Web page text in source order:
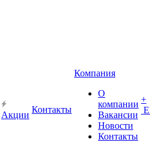
Акции
Контакты
Компания
О
компании
Вакансии
Новости
Контакты
+